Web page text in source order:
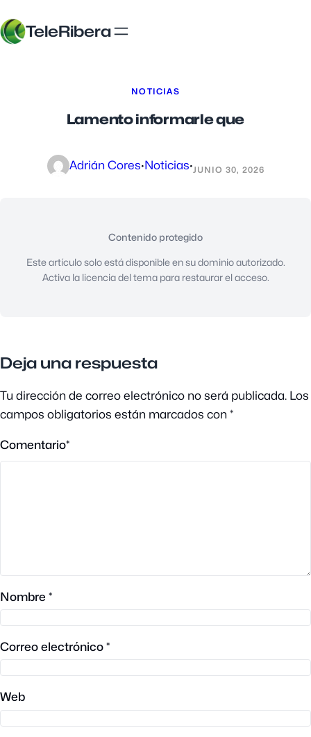
TeleRibera
NOTICIAS
Lamento informarle que
Adrián Cores·Noticias·JUNIO 30, 2026
Contenido protegido
Este artículo solo está disponible en su dominio autorizado.
Activa la licencia del tema para restaurar el acceso.
Deja una respuesta
Tu dirección de correo electrónico no será publicada. Los
campos obligatorios están marcados con *
Comentario*
Nombre *
Correo electrónico *
Web